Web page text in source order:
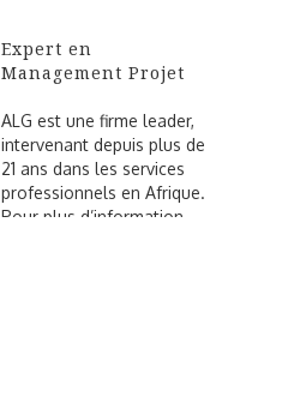
Expert en
Management Projet
ALG est une firme leader,
intervenant depuis plus de
21 ans dans les services
professionnels en Afrique.
Pour plus d’information,